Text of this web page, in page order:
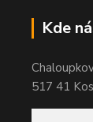
Kde
517 41